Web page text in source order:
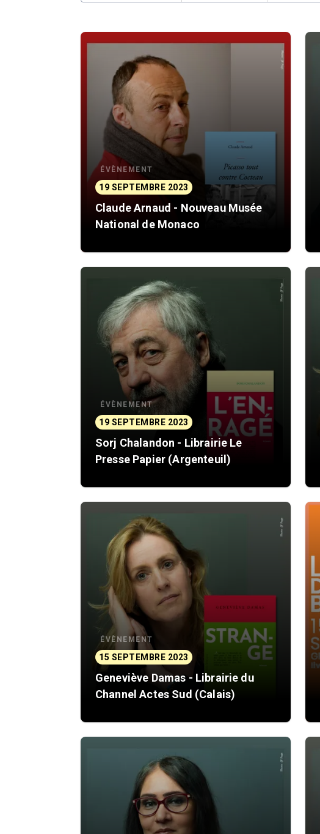
ÉVÈNEMENT
19 SEPTEMBRE 2023
Claude Arnaud - Nouveau Musée
National de Monaco
ÉVÈNEMENT
19 SEPTEMBRE 2023
Sorj Chalandon - Librairie Le
Presse Papier (Argenteuil)
ÉVÈNEMENT
15 SEPTEMBRE 2023
Geneviève Damas - Librairie du
Channel Actes Sud (Calais)